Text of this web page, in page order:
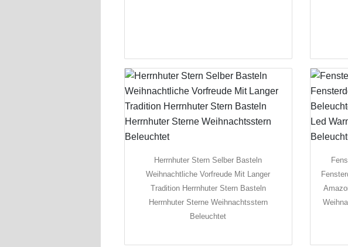
Herrnhuter Stern Selber Basteln
Weihnachtliche Vorfreude Mit Langer
Tradition Herrnhuter Stern Basteln
Herrnhuter Sterne Weihnachtsstern
Beleuchtet